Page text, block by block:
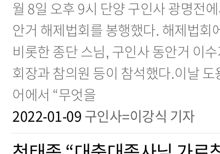
월 8일 오후 9시 단양 구인사 광명전
안거 해제법회를 봉행했다. 해제법회
비롯한 종단 스님, 구인사 동안거 이
회장과 참의원 등이 참석했다.이날
어에서 “무엇을
2022-01-09 구인사=이강식 기자